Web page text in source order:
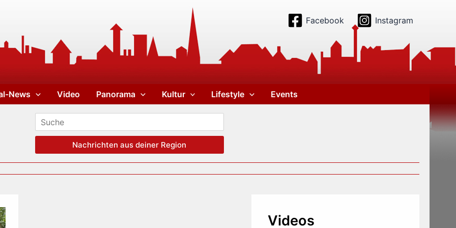
Facebook Instagram
News Video Panorama Kultur Lifestyle Events
Nachrichten aus deiner Region
Videos